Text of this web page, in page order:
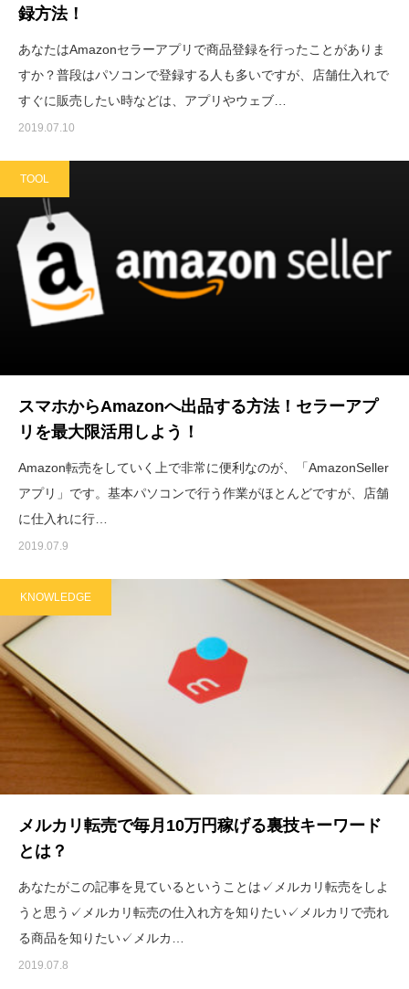
録方法！
あなたはAmazonセラーアプリで商品登録を行ったことがありま
すか？普段はパソコンで登録する人も多いですが、店舗仕入れで
すぐに販売したい時などは、アプリやウェブ…
2019.07.10
TOOL
スマホからAmazonへ出品する方法！セラーアプ
リを最大限活用しよう！
Amazon転売をしていく上で非常に便利なのが、「AmazonSeller
アプリ」です。基本パソコンで行う作業がほとんどですが、店舗
に仕入れに行…
2019.07.9
KNOWLEDGE
メルカリ転売で毎月10万円稼げる裏技キーワード
とは？
あなたがこの記事を見ているということは✓メルカリ転売をしよ
うと思う✓メルカリ転売の仕入れ方を知りたい✓メルカリで売れ
る商品を知りたい✓メルカ…
2019.07.8